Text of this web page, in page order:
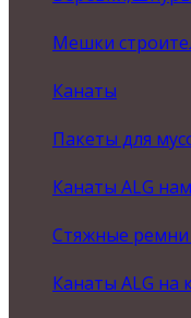
Мешки
Канаты
Пакеты для
Канаты ALG
Стяжные ремни
Канаты ALG на